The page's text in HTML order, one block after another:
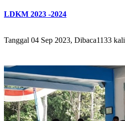
LDKM 2023 -2024
Tanggal 04 Sep 2023, Dibaca1133 kali